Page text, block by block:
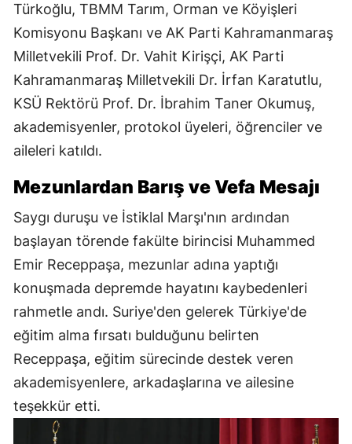
Türkoğlu, TBMM Tarım, Orman ve Köyişleri
Komisyonu Başkanı ve AK Parti Kahramanmaraş
Milletvekili Prof. Dr. Vahit Kirişçi, AK Parti
Kahramanmaraş Milletvekili Dr. İrfan Karatutlu,
KSÜ Rektörü Prof. Dr. İbrahim Taner Okumuş,
akademisyenler, protokol üyeleri, öğrenciler ve
aileleri katıldı.
Mezunlardan Barış ve Vefa Mesajı
Saygı duruşu ve İstiklal Marşı'nın ardından
başlayan törende fakülte birincisi Muhammed
Emir Receppaşa, mezunlar adına yaptığı
konuşmada depremde hayatını kaybedenleri
rahmetle andı. Suriye'den gelerek Türkiye'de
eğitim alma fırsatı bulduğunu belirten
Receppaşa, eğitim sürecinde destek veren
akademisyenlere, arkadaşlarına ve ailesine
teşekkür etti.